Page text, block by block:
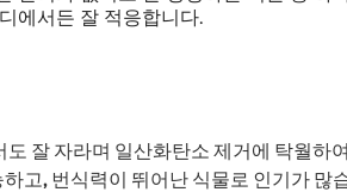
에서든 잘 적응합니다.
도 잘 자라며 일산화탄소 제거에 탁월하
고, 번식력이 뛰어난 식물로 인기가 많